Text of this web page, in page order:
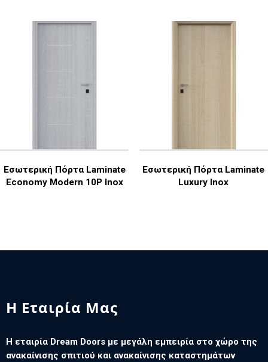
Εσωτερική Πόρτα Laminate
Economy Modern 10P Inox
Εσωτερική Πόρτα Laminate
Luxury Inox
Η Εταιρία Μας
Η εταιρία Dream Doors με μεγάλη εμπειρία στο χώρο της
ανακαίνισης σπιτιού και ανακαίνισης καταστημάτων